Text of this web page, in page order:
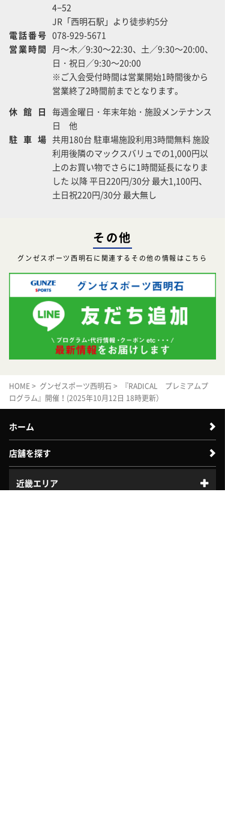
4−52
JR「西明石駅」より徒歩約5分
電話番号 078-929-5671
営業時間 月～木／9:30～22:30、土／9:30～20:00、
日・祝日／9:30～20:00
※ご入会受付時間は営業開始1時間後から
営業終了2時間前までとなります。
休館日 毎週金曜日・年末年始・施設メンテナンス
日 他
駐車場 共用180台 駐車場施設利用3時間無料 施設
利用後隣のマックスバリュでの1,000円以
上のお買い物でさらに1時間延長になりま
した 以降 平日220円/30分 最大1,100円、
土日祝220円/30分 最大無し
その他
グンゼスポーツ西明石に関連するその他の情報はこちら
HOME> グンゼスポーツ西明石> 『RADICAL プレミアムプ
ログラム』開催！(2025年10月12日 18時更新）
ホーム
店舗を探す
近畿エリア